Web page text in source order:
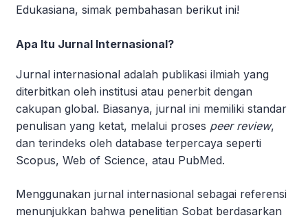
Edukasiana, simak pembahasan berikut ini!
Apa Itu Jurnal Internasional?
Jurnal internasional adalah publikasi ilmiah yang
diterbitkan oleh institusi atau penerbit dengan
cakupan global. Biasanya, jurnal ini memiliki standar
penulisan yang ketat, melalui proses peer review,
dan terindeks oleh database terpercaya seperti
Scopus, Web of Science, atau PubMed.
Menggunakan jurnal internasional sebagai referensi
menunjukkan bahwa penelitian Sobat berdasarkan